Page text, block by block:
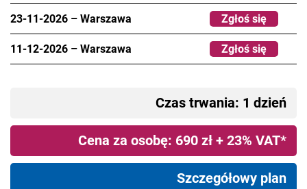
23-11-2026 – Warszawa Zgłoś się
11-12-2026 – Warszawa Zgłoś się
Czas trwania: 1 dzień
Cena za osobę: 690 zł + 23% VAT*
Szczegółowy plan